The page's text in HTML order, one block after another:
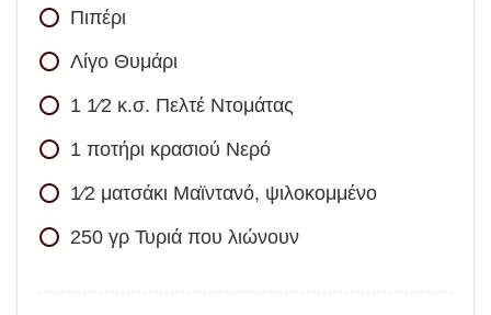
Πιπέρι
Λίγο Θυμάρι
1 1⁄2 κ.σ. Πελτέ Ντομάτας
1 ποτήρι κρασιού Νερό
1⁄2 ματσάκι Μαϊντανό, ψιλοκομμένο
250 γρ Τυριά που λιώνουν